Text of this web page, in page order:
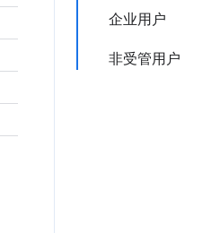
企业用户
非受管用户